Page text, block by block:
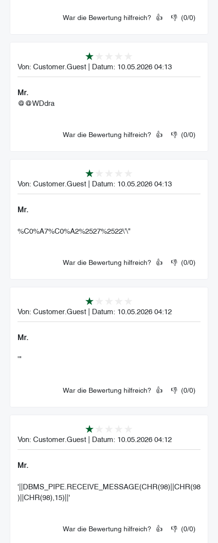
War die Bewertung hilfreich? 👍 👎 (0/0)
Von: Customer.Guest Datum: 10.05.2026 04:13
Mr.
@@WDdra
War die Bewertung hilfreich? 👍 👎 (0/0)
Von: Customer.Guest Datum: 10.05.2026 04:13
Mr.
%C0%A7%C0%A2%2527%2522\'\"
War die Bewertung hilfreich? 👍 👎 (0/0)
Von: Customer.Guest Datum: 10.05.2026 04:12
Mr.
'"
War die Bewertung hilfreich? 👍 👎 (0/0)
Von: Customer.Guest Datum: 10.05.2026 04:12
Mr.
'||DBMS_PIPE.RECEIVE_MESSAGE(CHR(98)||CHR(98
)||CHR(98),15)||'
War die Bewertung hilfreich? 👍 👎 (0/0)